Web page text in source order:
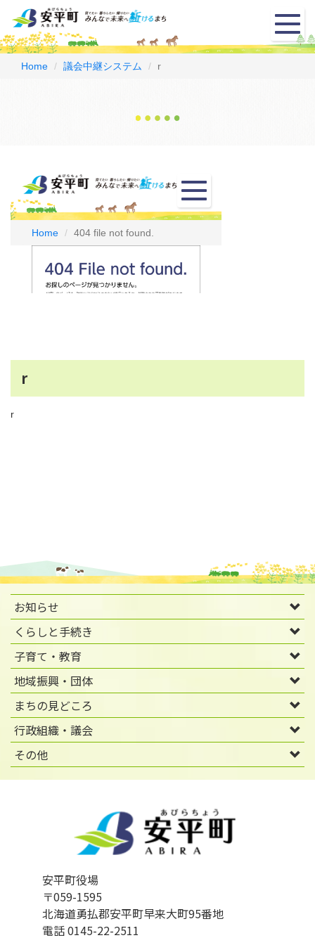
メ
ニ
ュ
Home 議会中継システム r
r
r
お知らせ
くらしと手続き
子育て・教育
地域振興・団体
まちの見どころ
行政組織・議会
その他
安平町役場
〒059-1595
北海道勇払郡安平町早来大町95番地
電話 0145-22-2511